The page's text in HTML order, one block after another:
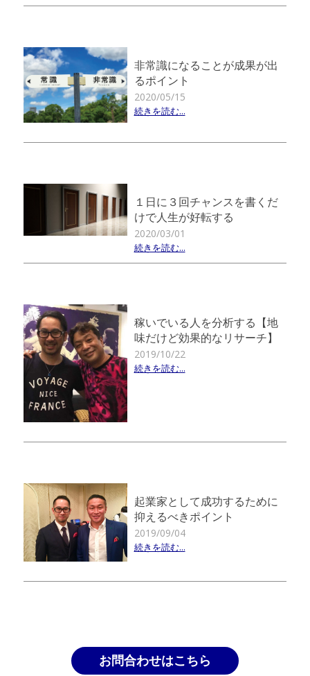
非常識になることが成果が出
るポイント
2020/05/15
続きを読む...
１日に３回チャンスを書くだ
けで人生が好転する
2020/03/01
続きを読む...
稼いでいる人を分析する【地
味だけど効果的なリサーチ】
2019/10/22
続きを読む...
起業家として成功するために
抑えるべきポイント
2019/09/04
続きを読む...
お問合わせはこちら